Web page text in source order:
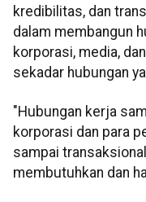
kredibilitas, dan
dalam membangun
korporasi, media,
sekadar hubungan
"Hubungan kerja
korporasi dan para
sampai
membutuhkan dan